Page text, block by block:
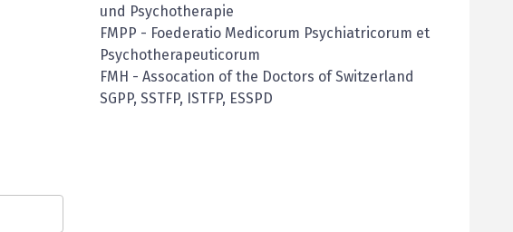
und Psychotherapie
FMPP - Foederatio Medicorum Psychiatricorum et
Psychotherapeuticorum
FMH - Assocation of the Doctors of Switzerland
SGPP, SSTFP, ISTFP, ESSPD